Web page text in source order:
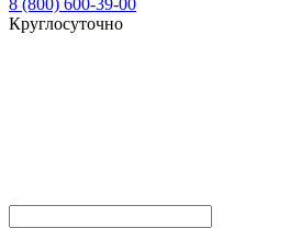
8 (800) 600-39-00
Круглосуточно